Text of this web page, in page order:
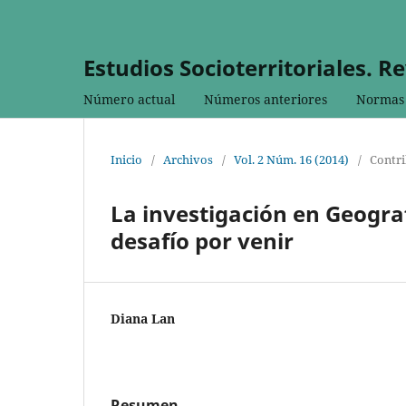
Estudios Socioterritoriales.
Número actual Números anteriores
Inicio / Archivos / Vol. 2 Núm. 16 (2014) /
La investigación en
desafío por venir
Diana Lan